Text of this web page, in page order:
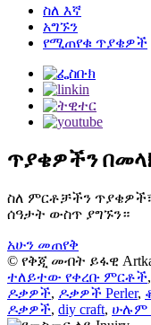
ስለ እኛ
አግኙን
የሚጠየቁ ጥያቄዎች
ጥያቄዎችን
ስለ ምርቶቻችን
ሰዓታት ውስጥ ያግኙን።
አሁን መጠየቅ
© የቅጂ መብት ይፋዊ
ተለይተው የቀረቡ ምርቶች,
ዶቃዎች, ዶቃዎች Perler,
ዶቃዎች, diy craft, ሁሉም